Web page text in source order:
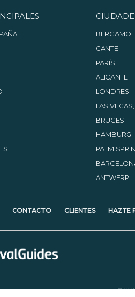
organizar visitas en otras épocas.
BERGAMO
GANTE
PARÍS
ALICANTE
LONDRES
LAS
BRUGES
HAMBURG
PALM
ANTWERP
CONTACTO CLIENTES HAZTE
©